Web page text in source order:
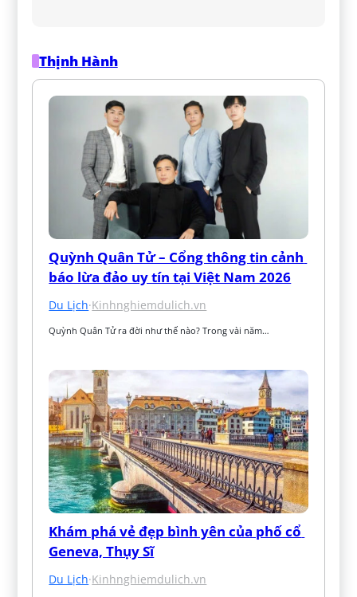
Thịnh Hành
Quỳnh Quân Tử – Cổng thông tin cảnh
báo lừa đảo uy tín tại Việt Nam 2026
Du Lịch·Kinhnghiemdulich.vn
Quỳnh Quân Tử ra đời như thế nào? Trong vài năm…
Khám phá vẻ đẹp bình yên của phố cổ
Geneva, Thụy Sĩ
Du Lịch·Kinhnghiemdulich.vn